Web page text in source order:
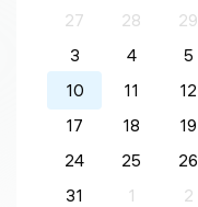
27
28 29
3
4 5
10
11 12
17
18 19
24
25 26
31
1 2